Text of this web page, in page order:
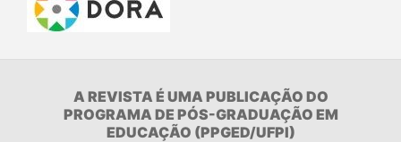
A REVISTA É UMA PUBLICAÇÃO DO
PROGRAMA DE PÓS-GRADUAÇÃO EM
EDUCAÇÃO (PPGED/UFPI)